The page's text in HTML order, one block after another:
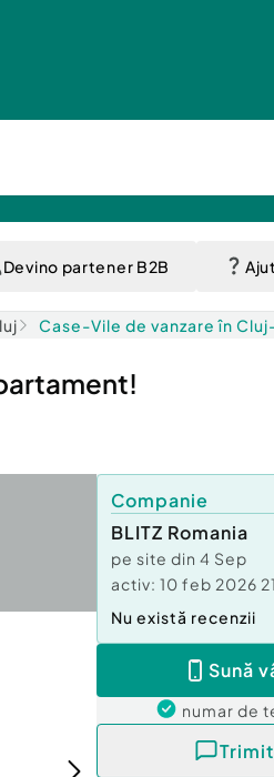
Devino partener B2B
Case-Vile de vanzare în
Companie
BLITZ Romania
pe site din 4 Sep
activ: 10 feb 2026
Nu există recenzii
Sună
numar de